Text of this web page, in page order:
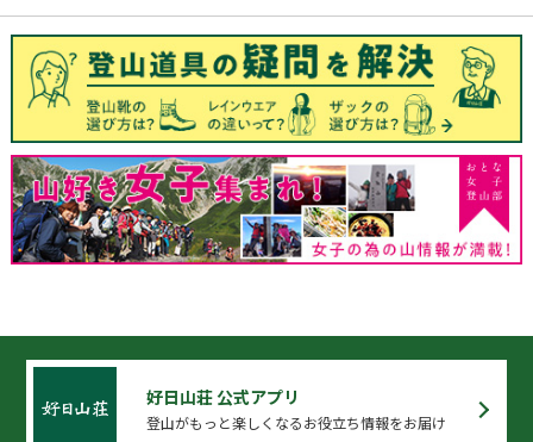
好日山荘 公式アプリ
登山がもっと楽しくなるお役立ち情報をお届け